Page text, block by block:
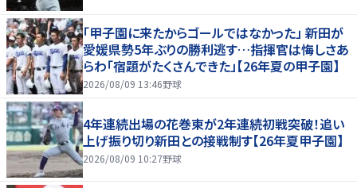
「甲子園に来たからゴールではなかった」 新田が
愛媛県勢5年ぶりの勝利逃す…指揮官は悔しさあ
らわ「宿題がたくさんできた」【26年夏の甲子園】
2026/08/09 13:46野球
4年連続出場の花巻東が2年連続初戦突破！追い
上げ振り切り新田との接戦制す【26年夏甲子園】
2026/08/09 10:27野球